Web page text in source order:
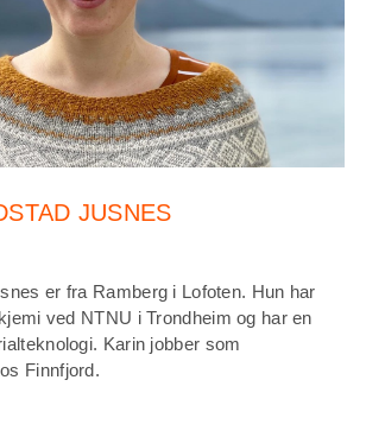
JUSNES
er fra Ramberg i Lofoten. Hun har
ved NTNU i Trondheim og har en
Karin jobber som
Finnfjord.